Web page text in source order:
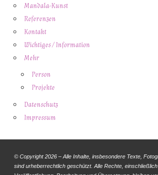
Mandala-Kunst
Referenzen
Kontakt
Wichtiges / Information
Mehr
Person
Projekte
Datenschutz
Impressum
© Copyright 2026 – Alle Inhalte, insbesondere Texte,
sind urheberrechtlich geschützt. Alle Rechte, einschließlich